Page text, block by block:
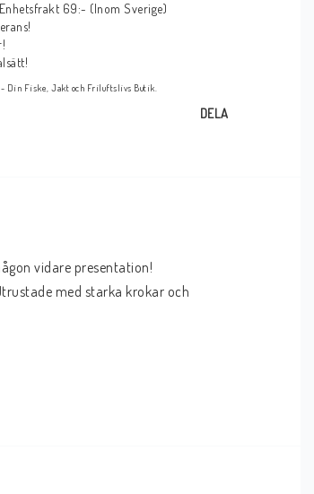
69:- (Inom Sverige)
- Din Fiske, Jakt och Friluftslivs Butik.
DELA
vidare presentation!
med starka krokar och